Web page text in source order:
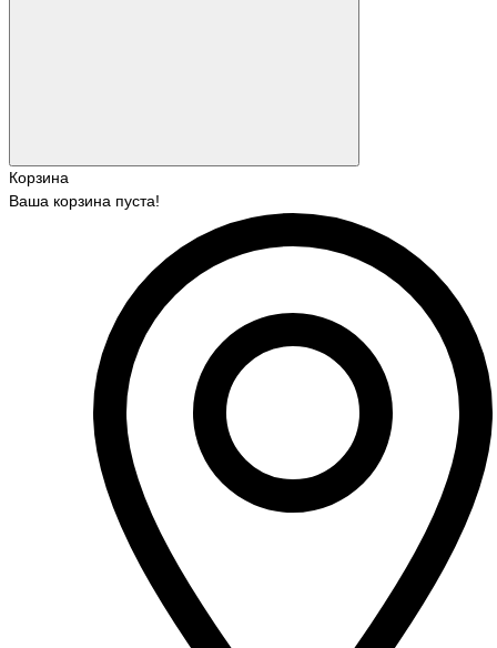
Корзина
Ваша корзина пуста!